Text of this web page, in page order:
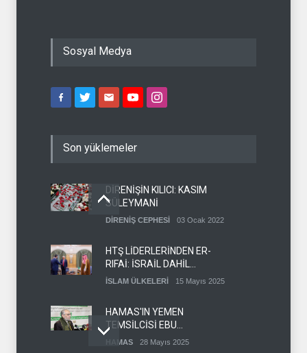
Sosyal Medya
Son yüklemeler
DİRENİŞİN KILICI: KASIM
SÜLEYMANİ
DİRENİŞ CEPHESİ 03 Ocak 2022
HTŞ LİDERLERİNDEN ER-
RIFAİ: İSRAİL DAHİL
HERKESLE BARIŞ
İSLAM ÜLKELERİ 15 Mayıs 2025
HAMAS'IN YEMEN
TEMSİLCİSİ EBU
ŞEMALE'DEN ÖNEMLİ
HAMAS 28 Mayıs 2025